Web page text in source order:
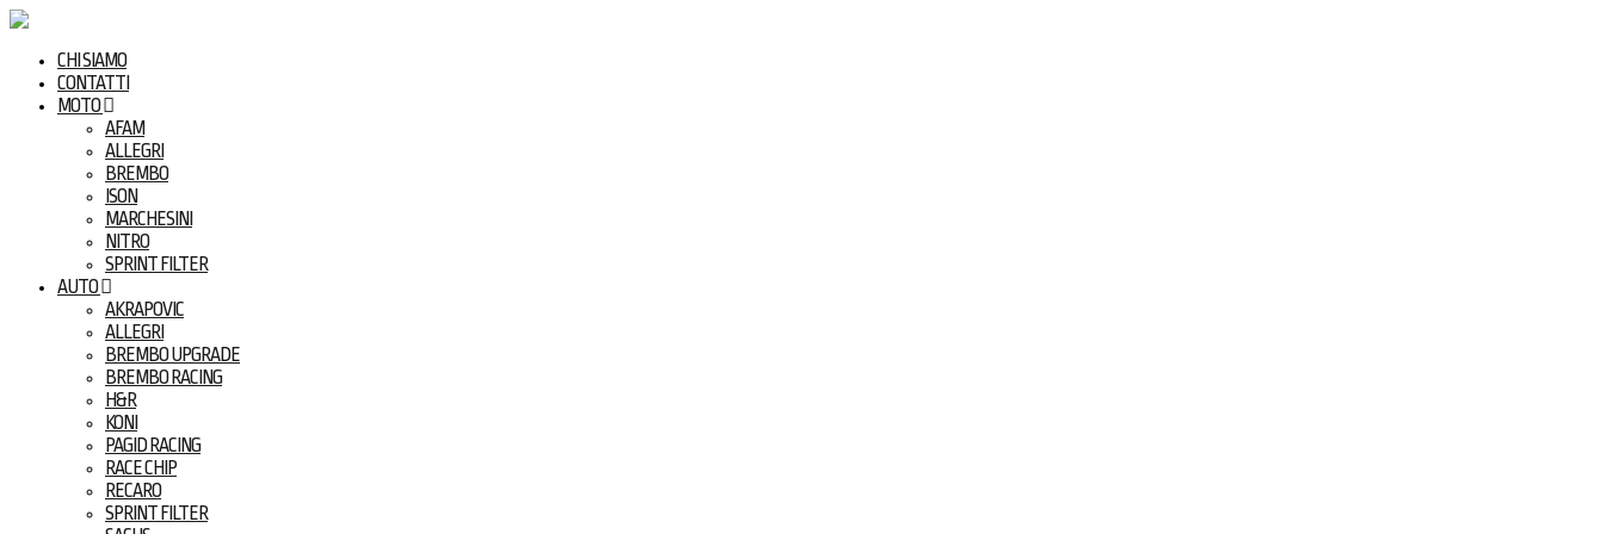
CHI SIAMO
CONTATTI
MOTO
AFAM
ALLEGRI
BREMBO
ISON
MARCHESINI
NITRO
SPRINT FILTER
AUTO
AKRAPOVIC
ALLEGRI
BREMBO UPGRADE
BREMBO RACING
H&R
KONI
PAGID RACING
RACE CHIP
RECARO
SPRINT FILTER